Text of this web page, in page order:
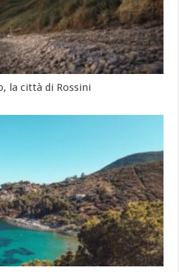
la città di Rossini